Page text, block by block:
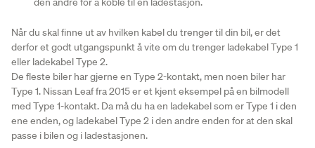
Når du skal finne ut av hvilken kabel du trenger til din bil, er det
derfor et godt utgangspunkt å vite om du trenger ladekabel Type 1
eller ladekabel Type 2.
De fleste biler har gjerne en Type 2-kontakt, men noen biler har
Type 1. Nissan Leaf fra 2015 er et kjent eksempel på en bilmodell
med Type 1-kontakt. Da må du ha en ladekabel som er Type 1 i den
ene enden, og ladekabel Type 2 i den andre enden for at den skal
passe i bilen og i ladestasjonen.